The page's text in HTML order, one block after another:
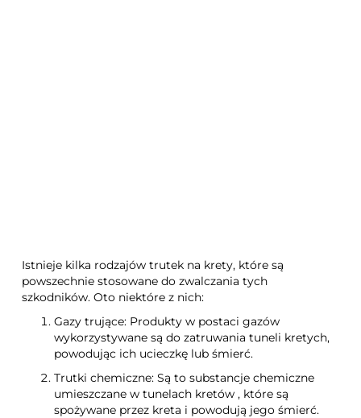
sygnalizatorem Bros
Istnieje kilka rodzajów trutek na krety, które są
powszechnie stosowane do zwalczania tych
szkodników. Oto niektóre z nich:
Gazy trujące: Produkty w postaci gazów
wykorzystywane są do zatruwania tuneli kretych,
powodując ich ucieczkę lub śmierć.
Trutki chemiczne: Są to substancje chemiczne
umieszczane w tunelach kretów , które są
spożywane przez kreta i powodują jego śmierć.